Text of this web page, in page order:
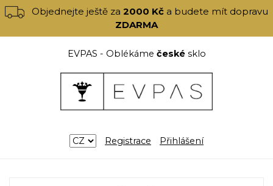
Objednejte ještě za2000 Kč a budete mít dopravu
ZDARMA
EVPAS - Oblékáme českésklo
Registrace Přihlášení